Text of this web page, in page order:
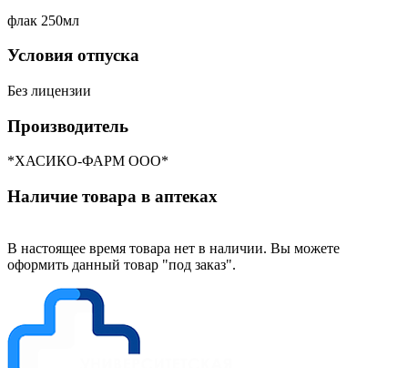
флак 250мл
Условия отпуска
Без лицензии
Производитель
*ХАСИКО-ФАРМ ООО*
Наличие товара в аптеках
В настоящее время товара нет в наличии. Вы можете
оформить данный товар "под заказ".